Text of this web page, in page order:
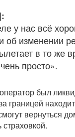
у нас всё
об изменении
в то же
просто».
был
границей
вернуться